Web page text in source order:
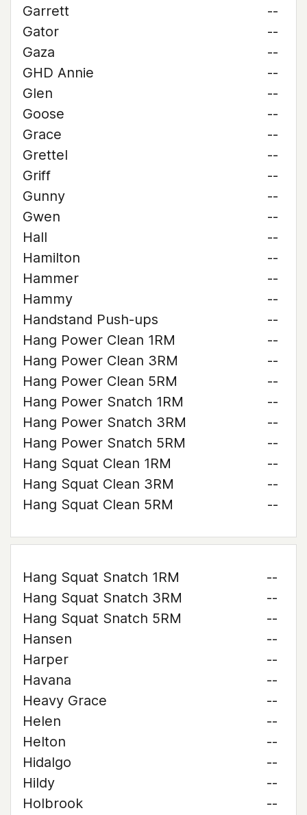
Garrett
--
Gator
--
Gaza
--
GHD Annie
--
Glen
--
Goose
--
Grace
--
Grettel
--
Griff
--
Gunny
--
Gwen
--
Hall
--
Hamilton
--
Hammer
--
Hammy
--
Handstand Push-ups
--
Hang Power Clean 1RM
--
Hang Power Clean 3RM
--
Hang Power Clean 5RM
--
Hang Power Snatch 1RM
--
Hang Power Snatch 3RM
--
Hang Power Snatch 5RM
--
Hang Squat Clean 1RM
--
Hang Squat Clean 3RM
--
Hang Squat Clean 5RM
--
Hang Squat Snatch 1RM
--
Hang Squat Snatch 3RM
--
Hang Squat Snatch 5RM
--
Hansen
--
Harper
--
Havana
--
Heavy Grace
--
Helen
--
Helton
--
Hidalgo
--
Hildy
--
Holbrook
--